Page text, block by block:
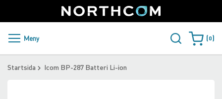
to
Content
Sweden
PRODUKTER OCH LÖSNINGAR
Meny Varukorgen
0
Startsida Icom BP-287 Batteri Li-ion